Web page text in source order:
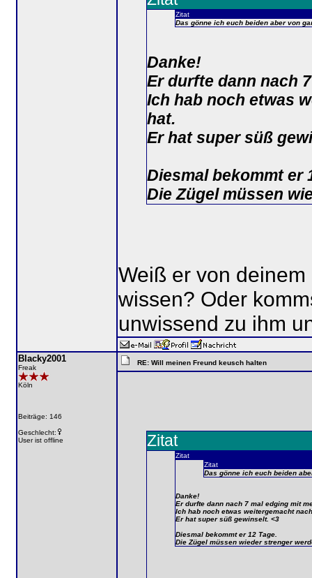
Zitat
Das gönne ich euch beiden aber von
Danke!
Er durfte dann nach
Ich hab noch etwas
hat.
Er hat super süß
Diesmal bekommt er
Die Zügel müssen
Weiß er von
wissen? Oder
unwissend zu ihm
Blacky2001
Freak
Köln
Beiträge: 146
Geschlecht:
User ist offline
RE: Will meinen Freund keusch halten
Zitat
Zitat
Zitat
Das gönne ich euch beiden
Danke!
Er durfte dann nach 7 mal edging mit
Ich hab noch etwas weitergemacht
Er hat super süß gewinselt. <3
Diesmal bekommt er 12 Tage.
Die Zügel müssen wieder strenger